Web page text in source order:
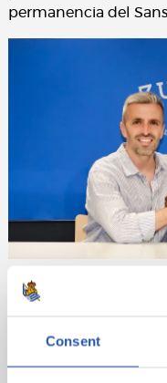
Consent
permanencia del